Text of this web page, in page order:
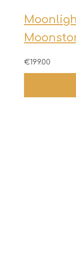
€199.00